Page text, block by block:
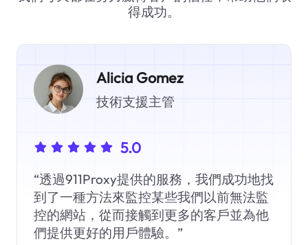
得成功。
Alicia Gomez
技術支援主管
5.0
“透過911Proxy提供的服務，我們成功地找
到了一種方法來監控某些我們以前無法監
控的網站，從而接觸到更多的客戶並為他
們提供更好的用戶體驗。”